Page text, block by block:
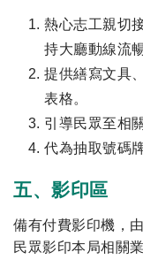
熱心志工親切
持大廳動線流暢
提供繕寫文具
表格。
引導民眾至相
代為抽取號碼
五、影印區
備有付費影印機，
民眾影印本局相關